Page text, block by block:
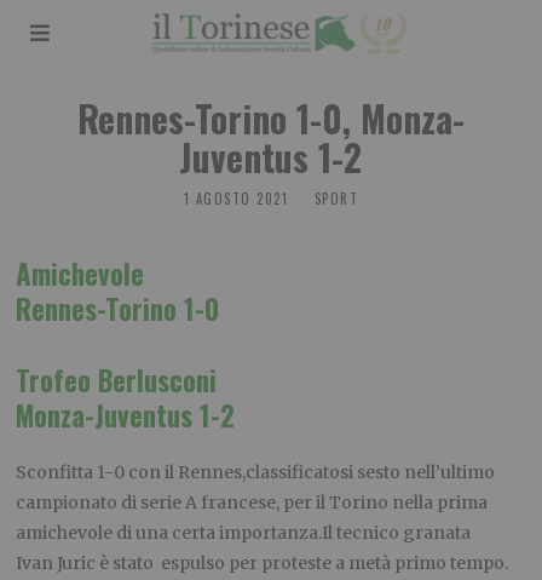
Rennes-Torino 1-0, Monza-
Juventus 1-2
1 AGOSTO 2021 SPORT
Amichevole
Rennes-Torino 1-0
Trofeo Berlusconi
Monza-Juventus 1-2
Sconfitta 1-0 con il Rennes,classificatosi sesto nell’ultimo
campionato di serie A francese, per il Torino nella prima
amichevole di una certa importanza.Il tecnico granata
Ivan Juric è stato espulso per proteste a metà primo tempo.